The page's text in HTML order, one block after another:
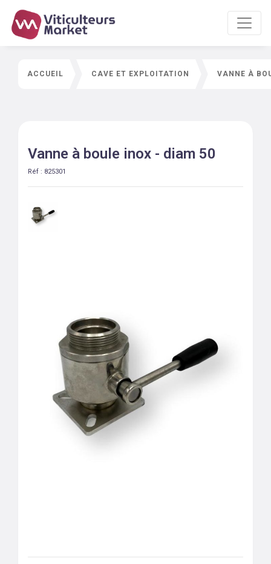
ACCUEIL CAVE ET EXPLOITATION VANNE À
Vanne à boule inox - diam 50
Réf : 825301